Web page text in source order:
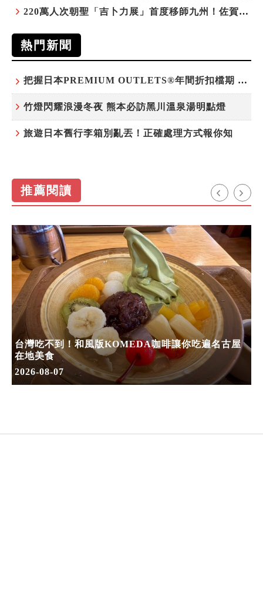
220萬人次朝聖「吉卜力展」首度移師九州！佐賀站早鳥平日套票8/10搶先開賣
熱門新聞
把握日本PREMIUM OUTLETS®年間折扣檔期 越買越划算
竹燈閃耀浪漫冬夜 熊本必訪黑川溫泉湯明點燈
旅遊日本舊行李箱別亂丟！正確處理方式報你知
推薦閱讀
台灣吃不到！和風版KOMEDA咖啡讓你吃遍名古屋
在地美食
2026-08-07